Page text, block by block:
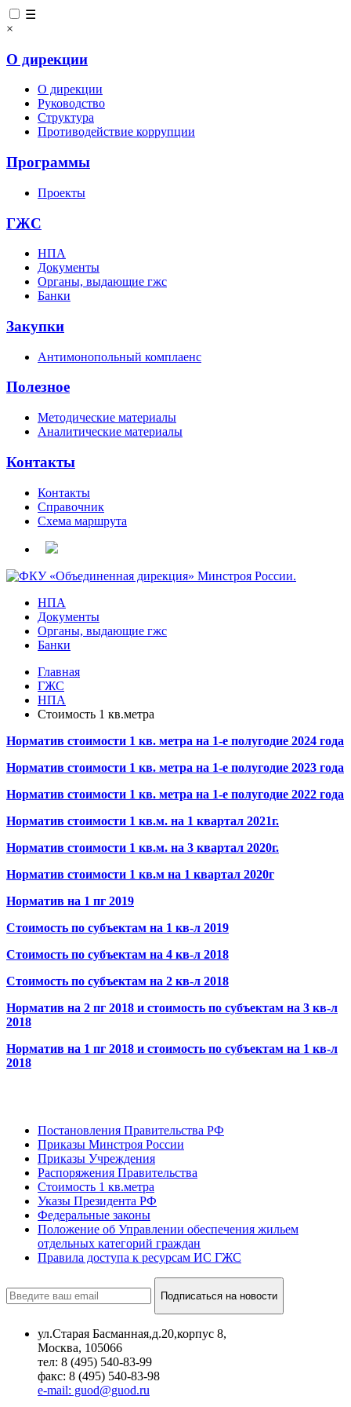
☰
×
О дирекции
О дирекции
Руководство
Структура
Противодействие коррупции
Программы
Проекты
ГЖС
НПА
Документы
Органы, выдающие гжс
Банки
Закупки
Антимонопольный комплаенс
Полезное
Методические материалы
Аналитические материалы
Контакты
Контакты
Справочник
Схема маршрута
НПА
Документы
Органы, выдающие гжс
Банки
Главная
ГЖС
НПА
Стоимость 1 кв.метра
Норматив стоимости 1 кв. метра на 1-е полугодие 2024 года
Норматив стоимости 1 кв. метра на 1-е полугодие 2023 года
Норматив стоимости 1 кв. метра на 1-е полугодие 2022 года
Норматив стоимости 1 кв.м. на 1 квартал 2021г.
Норматив стоимости 1 кв.м. на 3 квартал 2020г.
Норматив стоимости 1 кв.м на 1 квартал 2020г
Норматив на 1 пг 2019
Стоимость по субъектам на 1 кв-л 2019
Стоимость по субъектам на 4 кв-л 2018
Стоимость по субъектам на 2 кв-л 2018
Норматив на 2 пг 2018 и стоимость по субъектам на 3 кв-л
2018
Норматив на 1 пг 2018 и стоимость по субъектам на 1 кв-л
2018
Постановления Правительства РФ
Приказы Минстроя России
Приказы Учреждения
Распоряжения Правительства
Стоимость 1 кв.метра
Указы Президента РФ
Федеральные законы
Положение об Управлении обеспечения жильем
отдельных категорий граждан
Правила доступа к ресурсам ИС ГЖС
Подписаться на новости
ул.Старая Басманная,д.20,корпус 8,
Москва, 105066
тел: 8 (495) 540-83-99
факс: 8 (495) 540-83-98
e-mail: guod@guod.ru